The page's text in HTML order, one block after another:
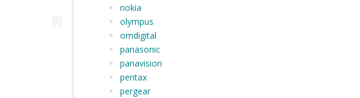
nokia
olympus
omdigital
panasonic
panavision
pentax
pergear